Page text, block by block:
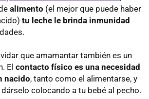
alimento (el mejor que puede haber
tu leche le brinda inmunidad
que amamantar también es un
El contacto físico es una necesidad
nacido, tanto como el alimentarse, y
colocando a tu bebé al pecho.